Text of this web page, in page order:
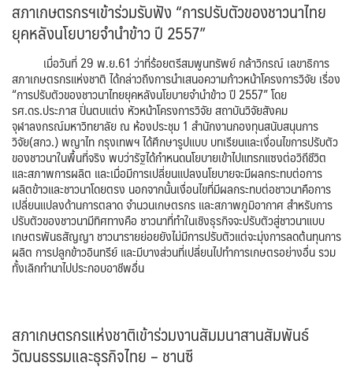
สภาเกษตรกรฯเข้าร่วมรับฟัง “การปรับตัวของชาวนาไทย
ยุคหลังนโยบายจำนำข้าว ปี 2557”
เมื่อวันที่ 29 พ.ย.61 ว่าที่ร้อยตรีสมพูนทรัพย์ กล้าวิกรณ์ เลขาธิการ
สภาเกษตรกรแห่งชาติ ได้กล่าวถึงการนำเสนอความก้าวหน้าโครงการวิจัย เรื่อง
“การปรับตัวของชาวนาไทยยุคหลังนโยบายจำนำข้าว ปี 2557” โดย
รศ.ดร.ประภาส ปิ่นตบแต่ง หัวหน้าโครงการวิจัย สถาบันวิจัยสังคม
จุฬาลงกรณ์มหาวิทยาลัย ณ ห้องประชุม 1 สำนักงานกองทุนสนับสนุนการ
วิจัย(สกว.) พญาไท กรุงเทพฯ ได้ศึกษารูปแบบ บทเรียนและเงื่อนไขการปรับตัว
ของชาวนาในพื้นที่จริง พบว่ารัฐได้กำหนดนโยบายเข้าไปแทรกแซงต่อวิถีชีวิต
และสภาพการผลิต และเมื่อมีการเปลี่ยนแปลงนโยบายจะมีผลกระทบต่อการ
ผลิตข้าวและชาวนาโดยตรง นอกจากนั้นเงื่อนไขที่มีผลกระทบต่อชาวนาคือการ
เปลี่ยนแปลงด้านการตลาด จำนวนเกษตรกร และสภาพภูมิอากาศ สำหรับการ
ปรับตัวของชาวนามีทิศทางคือ ชาวนาที่ทำในเชิงธุรกิจจะปรับตัวสู่ชาวนาแบบ
เกษตรพันธสัญญา ชาวนารายย่อยยังไม่มีการปรับตัวแต่จะมุ่งการลดต้นทุนการ
ผลิต การปลูกข้าวอินทรีย์ และมีบางส่วนที่เปลี่ยนไปทำการเกษตรอย่างอื่น รวม
ทั้งเลิกทำนาไปประกอบอาชีพอื่น
สภาเกษตรกรแห่งชาติเข้าร่วมงานสัมมนาสานสัมพันธ์
วัฒนธรรมและธุรกิจไทย – ชานซี